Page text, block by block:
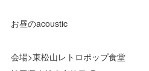
お昼のacoustic
会場>東松山レトロポップ食堂